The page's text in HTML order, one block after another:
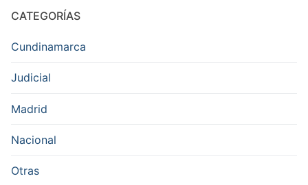
CATEGORÍAS
Cundinamarca
Judicial
Madrid
Nacional
Otras